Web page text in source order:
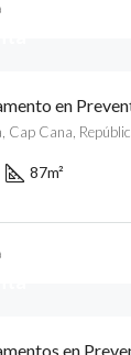
Cap Cana,
87m²